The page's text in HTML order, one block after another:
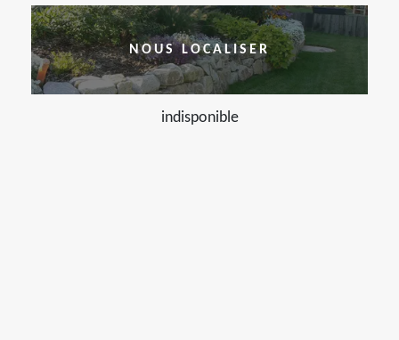
NOUS LOCALISER
indisponible